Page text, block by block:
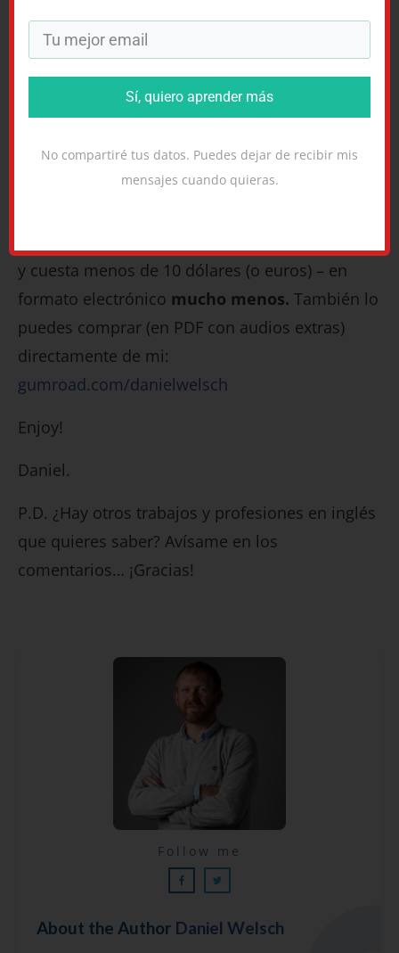
momento de conocerse.
Para una introducción más completa a todo lo
que necesitas saber para empezar a hablar el
para Kindle o en tapa blanda en
y cuesta menos de 10 dólares (o euros) – en
formato electrónico mucho menos. También lo
puedes comprar (en PDF con audios extras)
directamente de mi:
gumroad.com/danielwelsch
Enjoy!
Daniel.
P.D. ¿Hay otros trabajos y profesiones en inglés
que quieres saber? Avísame en los
comentarios… ¡Gracias!
Lecciones por email...
Suscríbete y recibirás 2 o 3 lecciones
About the Author Daniel Welsch
Follow me
Sí, quiero aprender más
No compartiré tus datos. Puedes dejar de recibir mis
mensajes cuando quieras.